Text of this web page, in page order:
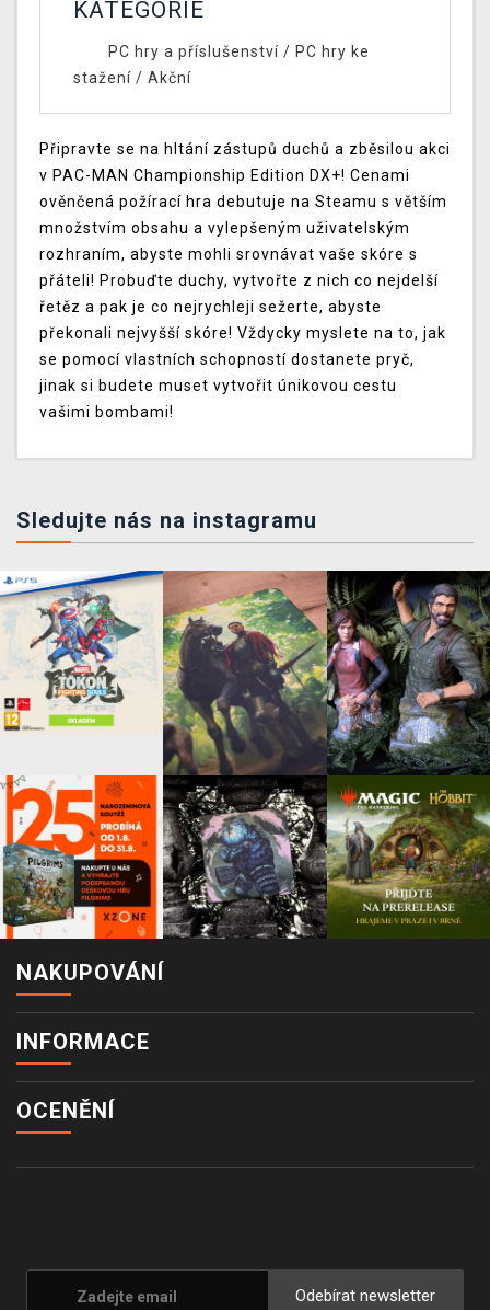
KATEGORIE
PC hry a příslušenství/ PC hry ke
stažení / Akční
Připravte se na hltání zástupů duchů a zběsilou akci
v PAC-MAN Championship Edition DX+! Cenami
ověnčená požírací hra debutuje na Steamu s větším
množstvím obsahu a vylepšeným uživatelským
rozhraním, abyste mohli srovnávat vaše skóre s
přáteli! Probuďte duchy, vytvořte z nich co nejdelší
řetěz a pak je co nejrychleji sežerte, abyste
překonali nejvyšší skóre! Vždycky myslete na to, jak
se pomocí vlastních schopností dostanete pryč,
jinak si budete muset vytvořit únikovou cestu
vašimi bombami!
Sledujte nás na instagramu
NAKUPOVÁNÍ
INFORMACE
OCENĚNÍ
Odebírat newsletter